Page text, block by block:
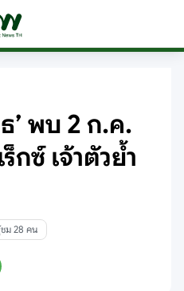
ธ’ พบ 2 ก.ค.
กซ์ เจ้าตัวย้ำ
ม 28 คน